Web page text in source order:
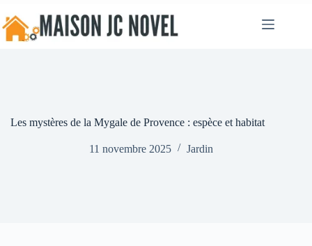
au
contenu
Les mystères de la Mygale de Provence : espèce et habitat
11 novembre 2025 Jardin